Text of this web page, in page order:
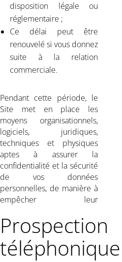
disposition légale ou
réglementaire ;
Ce délai peut être
renouvelé si vous donnez
suite à la relation
commerciale.
Pendant cette période, le
Site met en place les
moyens organisationnels,
logiciels, juridiques,
techniques et physiques
aptes à assurer la
confidentialité et la sécurité
de vos données
personnelles, de manière à
empêcher leur
Prospection
téléphonique